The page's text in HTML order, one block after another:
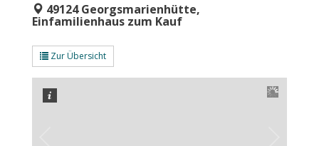
49124 Georgsmarienhütte,
Einfamilienhaus zum Kauf
Zur Übersicht